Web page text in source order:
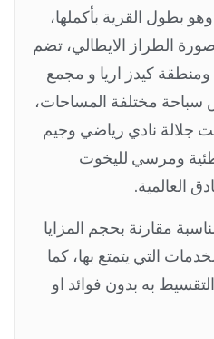
طوله 1.3 كم وهو بطول القرية بأكملها،
الطراز الايطالي، تضم
كيدز اريا و مجمع
مختلفة المساحات،
جلالة نادي رياضي وجيم
ومرسي لليخوت
العالمية.
مقارنة بحجم المزايا
التي يتمتع بها، كما
به بدون فوائد او